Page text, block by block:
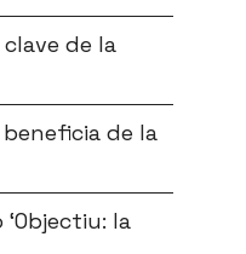
de la
de la
la